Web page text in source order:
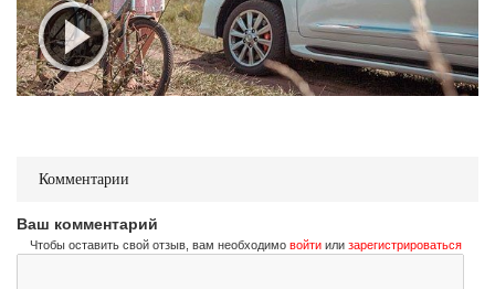
Комментарии
Ваш комментарий
Чтобы оставить свой отзыв, вам необходимо войти или зарегистрироваться